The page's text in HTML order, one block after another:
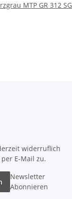
MTP GR 312 SG
widerruflich
E-Mail zu.
Newsletter
Abonnieren